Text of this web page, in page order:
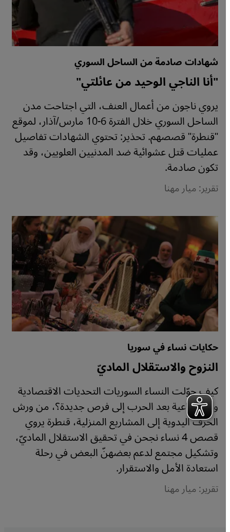
شهادات صادمة من الساحل السوري
"أنا الناجي الوحيد من عائلتي"
يروي ناجون من أعمال العنف، التي اجتاحت مدن
الساحل السوري خلال الفترة 6-10 مارس/آذار، لموقع
"قنطرة" قصصهم. تحذير: تحتوي الشهادات تفاصيل
عمليات قتل عشوائية ضد المدنيين العلويين، وقد
تكون صادمة.
تقرير: ميار مهنا
حكايات نساء في سوريا
النزوح والاستقلال الماديّ
كيف حوّلت النساء السوريات التحديات الاقتصادية
والاجتماعية بعد الحرب إلى فرص جديدة؟، من ورش
الحرف اليدوية إلى المشاريع المنزلية، قنطرة يروي
قصص 4 نساء نجحن في تحقيق الاستقلال الماديّ،
وتشكيل مجتمع لدعم بعضهنّ البعض في رحلة
استعادة الأمل والاستقرار.
تقرير: ميار مهنا